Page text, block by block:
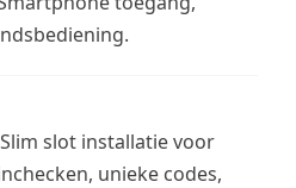
slot installatie voor
unieke codes,